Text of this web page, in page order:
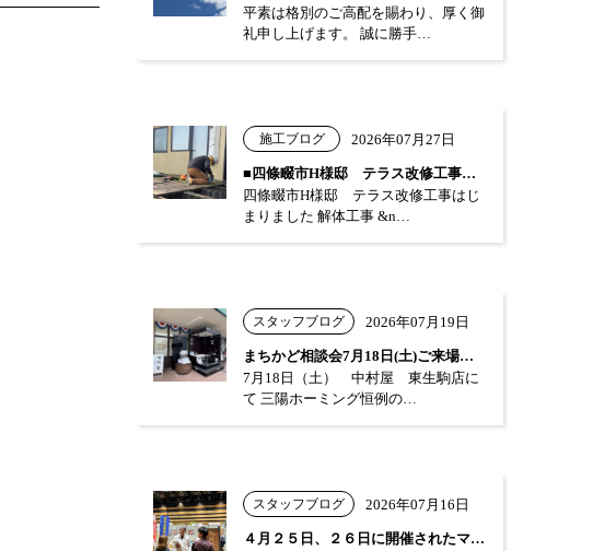
平素は格別のご高配を賜わり、厚く御
礼申し上げます。 誠に勝手…
施工ブログ 2026年07月27日
■四條畷市H様邸 テラス改修工事はじまり…
四條畷市H様邸 テラス改修工事はじ
まりました 解体工事 &n…
スタッフブログ 2026年07月19日
まちかど相談会7月18日(土)ご来場あり…
7月18日（土） 中村屋 東生駒店に
て 三陽ホーミング恒例の…
スタッフブログ 2026年07月16日
４月２５日、２６日に開催されたマイフォー…